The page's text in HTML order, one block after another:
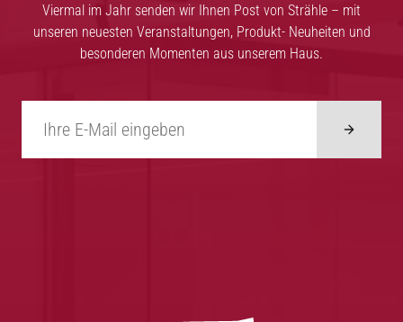
Viermal im Jahr senden wir Ihnen Post von Strähle – mit
unseren neuesten Veranstaltungen, Produkt- Neuheiten und
besonderen Momenten aus unserem Haus.